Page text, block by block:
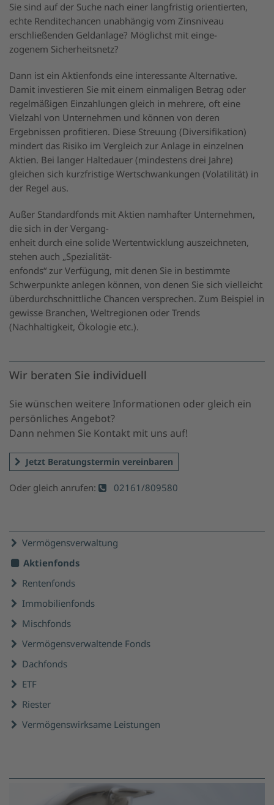
Sie sind auf der Suche nach einer langfristig orientierten,
echte Renditechancen unabhängig vom Zinsniveau
erschließenden Geldanlage? Möglichst mit einge-
zogenem Sicherheitsnetz?
Dann ist ein Aktienfonds eine interessante Alternative.
Damit investieren Sie mit einem einmaligen Betrag oder
regelmäßigen Einzahlungen gleich in mehrere, oft eine
Vielzahl von Unternehmen und können von deren
Ergebnissen profitieren. Diese Streuung (Diversifikation)
mindert das Risiko im Vergleich zur Anlage in einzelnen
Aktien. Bei langer Haltedauer (mindestens drei Jahre)
gleichen sich kurzfristige Wertschwankungen (Volatilität) in
der Regel aus.
Außer Standardfonds mit Aktien namhafter Unternehmen,
die sich in der Vergang-
enheit durch eine solide Wertentwicklung auszeichneten,
stehen auch „Spezialität-
enfonds“ zur Verfügung, mit denen Sie in bestimmte
Schwerpunkte anlegen können, von denen Sie sich vielleicht
überdurchschnittliche Chancen versprechen. Zum Beispiel in
gewisse Branchen, Weltregionen oder Trends
(Nachhaltigkeit, Ökologie etc.).
Wir beraten Sie individuell
Sie wünschen weitere Informationen oder gleich ein
persönliches Angebot?
Dann nehmen Sie Kontakt mit uns auf!
Jetzt Beratungstermin vereinbaren
Oder gleich anrufen: 02161/809580
Vermögensverwaltung
Aktienfonds
Rentenfonds
Immobilienfonds
Mischfonds
Vermögensverwaltende Fonds
Dachfonds
ETF
Riester
Vermögenswirksame Leistungen